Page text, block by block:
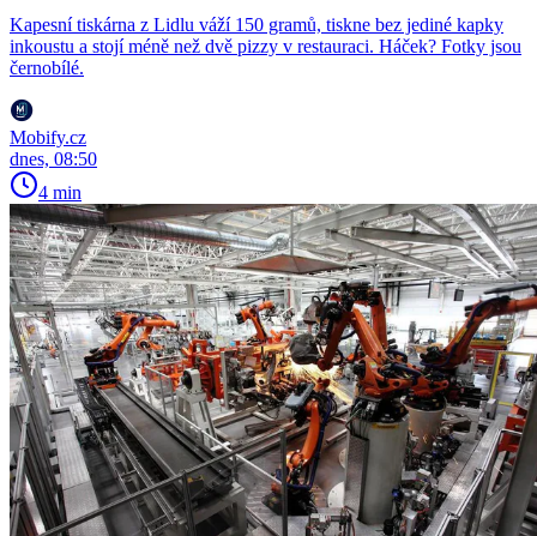
Kapesní tiskárna z Lidlu váží 150 gramů, tiskne bez jediné kapky
inkoustu a stojí méně než dvě pizzy v restauraci. Háček? Fotky jsou
černobílé.
Mobify.cz
dnes, 08:50
4 min